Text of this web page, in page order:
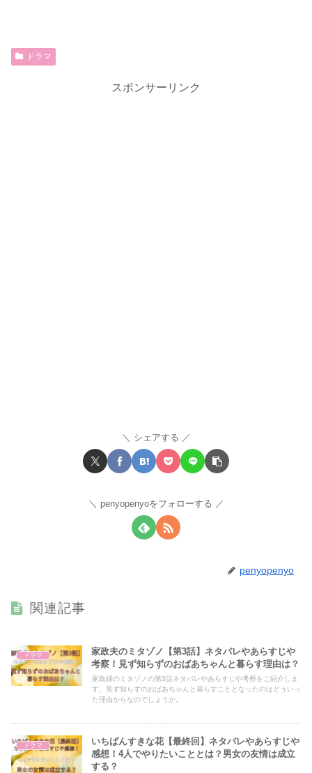
ドラマ
スポンサーリンク
シェアする
penyopenyoをフォローする
penyopenyo
関連記事
ドラマ
家政夫のミタゾノ【第3話】ネタバレやあらすじや
考察！見ず知らずのおばあちゃんと暮らす理由は？
家政婦のミタゾノの第3話ネタバレやあらすじや考察をご紹介しま
す。見ず知らずのおばあちゃんと暮らすこととなったのはどういっ
た理由からなのでしょうか。
ドラマ
いちばんすきな花【最終回】ネタバレやあらすじや
感想！4人でやりたいこととは？男女の友情は成立
する？